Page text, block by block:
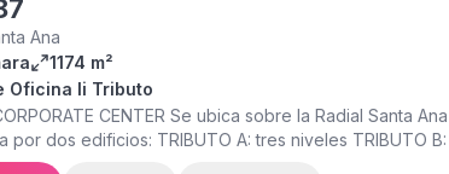
Ana
1174 m²
Oficina Ii Tributo
CENTER Se ubica sobre la Radial Santa
por dos edificios: TRIBUTO A: tres niveles TRIBUTO
y apto para albergar empresas